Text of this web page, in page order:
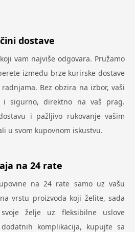
dostave
vam najviše odgovara. Pružamo
između brze kurirske dostave
Bez obzira na izbor, vaši
sigurno, direktno na vaš prag.
i pažljivo rukovanje vašim
u svom kupovnom iskustvu.
na 24 rate
na 24 rate samo uz vašu
vrstu proizvoda koji želite, sada
želje uz fleksibilne uslove
komplikacija, kupujte sa